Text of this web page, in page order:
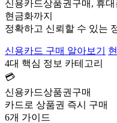
신용카드상품권구매, 휴
현금화까지
정확하고 신뢰할 수 있는
신용카드 구매 알아보기
4대 핵심 정보 카테고리
💳
신용카드상품권구매
카드로 상품권 즉시 구매
6개 가이드